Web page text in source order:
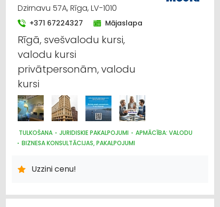
Dzirnavu 57A, Rīga, LV-1010
+371 67224327 Mājaslapa
Rīgā, svešvalodu kursi,
valodu kursi
privātpersonām, valodu
kursi
TULKOŠANA JURIDISKIE PAKALPOJUMI
APMĀCĪBA: VALODU
BIZNESA KONSULTĀCIJAS, PAKALPOJUMI
Uzzini cenu!